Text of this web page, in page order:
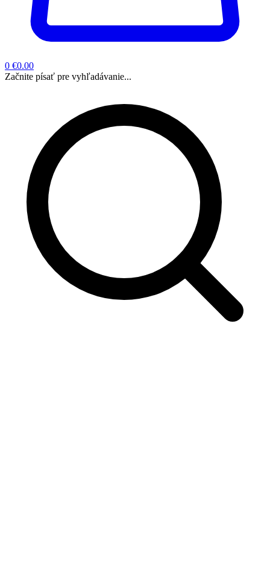
0 €0.00
Začnite písať pre vyhľadávanie...